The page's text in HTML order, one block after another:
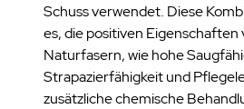
Schuss verwendet. Diese
es, die positiven Eigenschaften
Naturfasern, wie hohe
Strapazierfähigkeit und
zusätzliche chemische